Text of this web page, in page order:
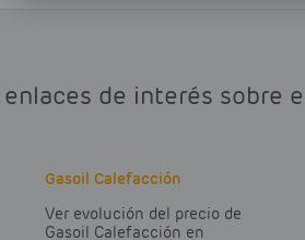
de interés sobre
Gasoil Calefacción
Ver evolución del precio de
Gasoil Calefacción en